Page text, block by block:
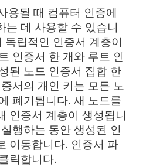
용될 때 컴퓨터 인증에
는 데 사용할 수 있습니
독립적인 인증서 계층이
인증서 한 개와 루트 인
된 노드 인증서 집합 한
서의 개인 키는 모든 노
폐기됩니다. 새 노드를
인증서 계층이 생성됩니
행하는 동안 생성된 인
이동합니다. 인증서 파
릭합니다.